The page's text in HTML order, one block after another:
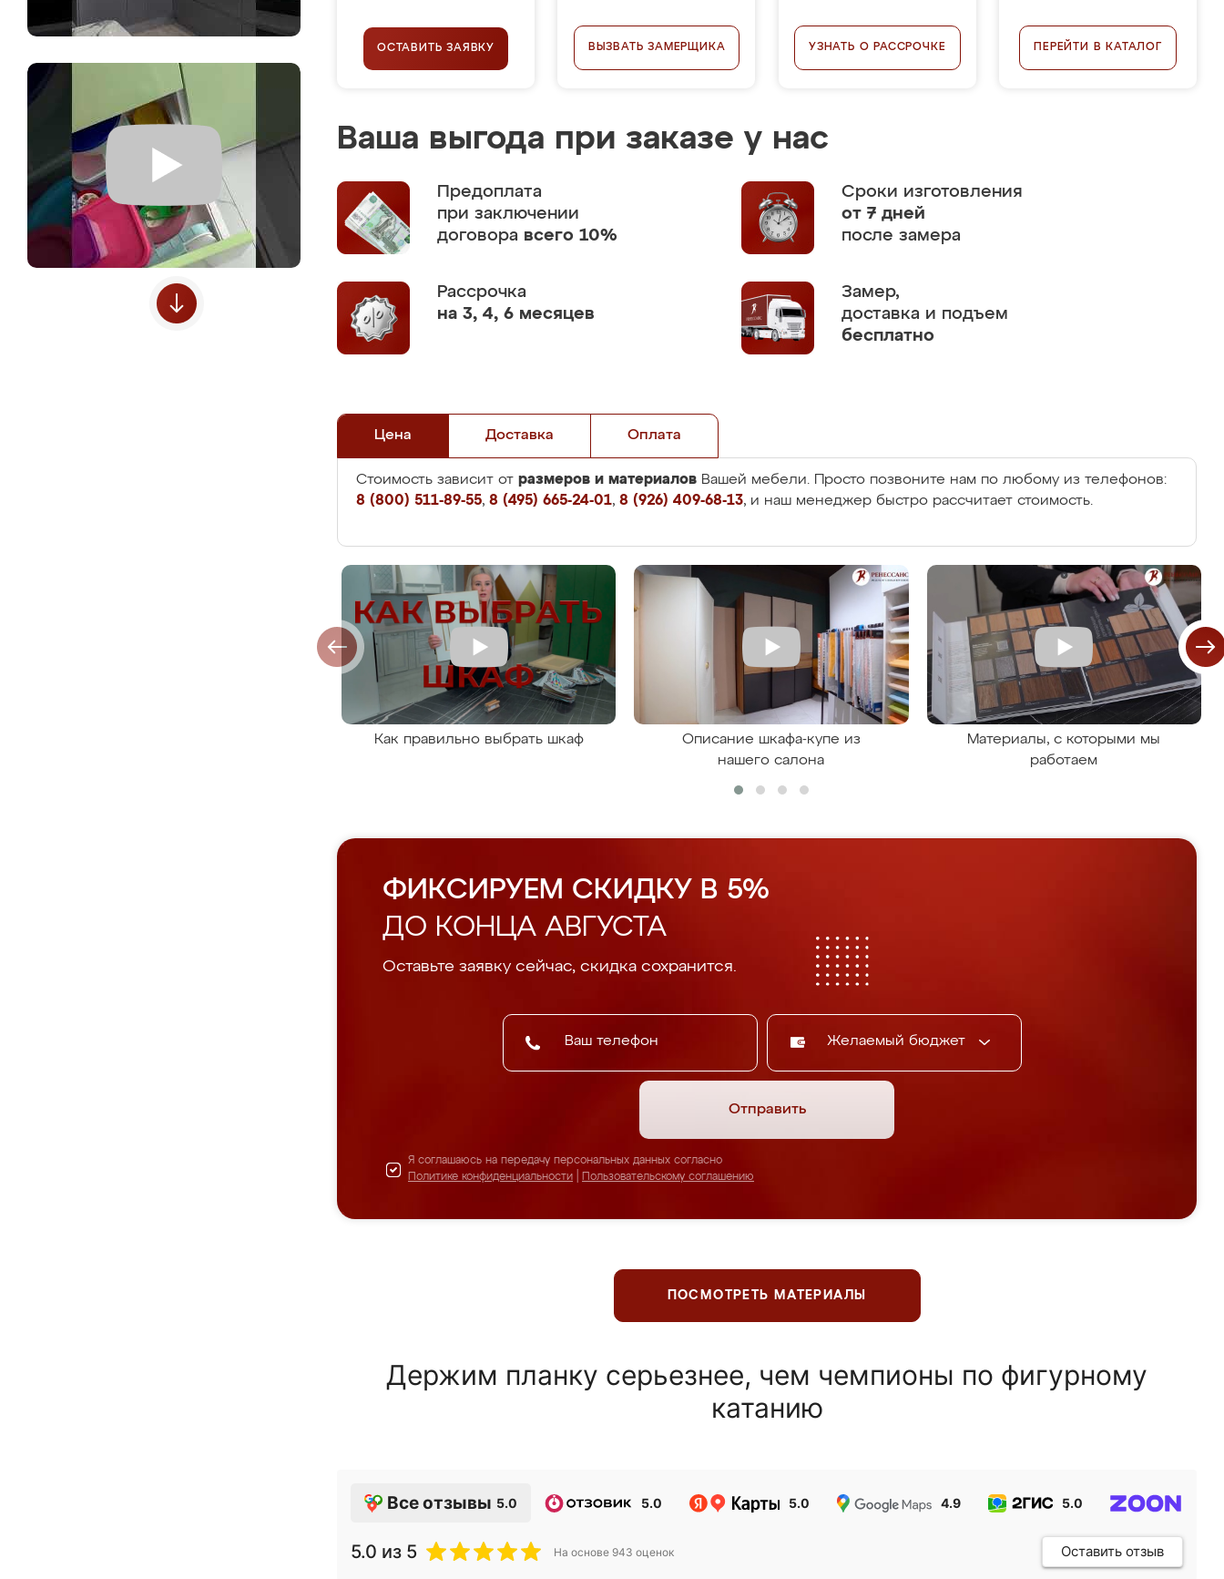
ОСТАВИТЬ ЗАЯВКУ ВЫЗВАТЬ ЗАМЕРЩИКА УЗНАТЬ О РАССРОЧКЕ ПЕРЕЙТИ В КАТАЛОГ
Ваша выгода при заказе у нас
Предоплата
при заключении
договора всего 10%
Сроки изготовления
от 7 дней
после замера
Рассрочка
на 3, 4, 6 месяцев
Замер,
доставка и подъем
бесплатно
Цена Доставка Оплата
Стоимость зависит от размеров и материалов Вашей мебели. Просто позвоните нам по любому из телефонов:
8 (800) 511-89-55, 8 (495) 665-24-01, 8 (926) 409-68-13, и наш менеджер быстро рассчитает стоимость.
Как правильно выбрать шкаф
Описание шкафа-купе из
нашего салона
Материалы, с которыми мы
работаем
ФИКСИРУЕМ СКИДКУ В 5%
ДО КОНЦА АВГУСТА
Оставьте заявку сейчас, скидка сохранится.
Желаемый бюджет
Отправить
Я соглашаюсь на передачу персональных данных согласно
Политике конфиденциальности
Пользовательскому соглашению
ПОСМОТРЕТЬ МАТЕРИАЛЫ
Держим планку серьезнее, чем чемпионы по фигурному
катанию
Все отзывы 5.0 5.0 5.0 4.9 5.0
5.0 из 5 На основе 943 оценок Оставить отзыв